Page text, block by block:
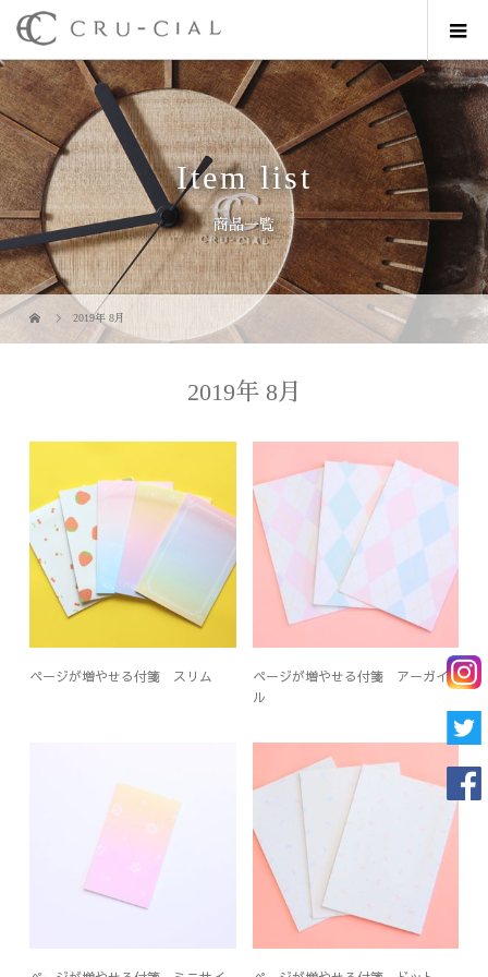
Item list
商品一覧
2019年 8月
2019年 8月
ページが増やせる付箋 スリム ページが増やせる付箋 アーガイ
ル